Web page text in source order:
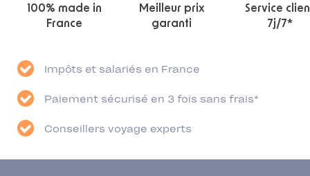
100% made in
France
Meilleur prix
garanti
Service
7j/7*
Impôts et salariés en France
Paiement sécurisé en 3 fois sans frais*
Conseillers voyage experts